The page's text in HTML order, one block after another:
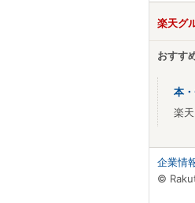
楽天グ
おすす
本
楽
企業情
©